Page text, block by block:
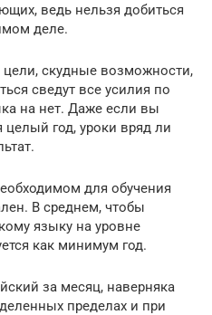
ведь нельзя добиться
деле.
цели, скудные возможности,
сведут все усилия по
на нет. Даже если вы
целый год, уроки вряд ли
для обучения
В среднем, чтобы
языку на уровне
как минимум год.
за месяц, наверняка
пределах и при